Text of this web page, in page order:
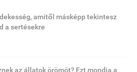
amitől másképp tekintesz
a sertésekre
az állatok örömöt? Ezt mondja a